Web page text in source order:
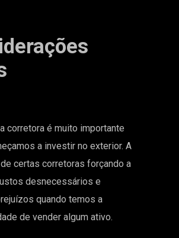
corretora é muito importante
a investir no exterior. A
certas corretoras forçando a
desnecessários e
quando temos a
de vender algum ativo.